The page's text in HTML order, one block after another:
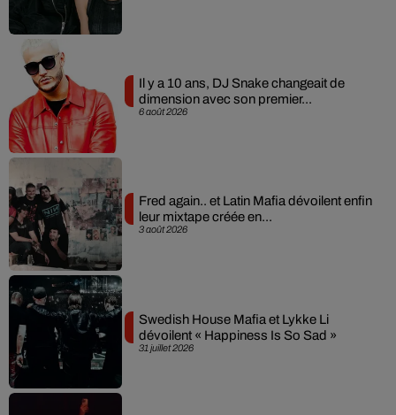
6 août 2026
Il y a 10 ans, DJ Snake changeait de
dimension avec son premier...
3 août 2026
Fred again.. et Latin Mafia dévoilent enfin
leur mixtape créée en...
31 juillet 2026
Swedish House Mafia et Lykke Li
dévoilent « Happiness Is So Sad »